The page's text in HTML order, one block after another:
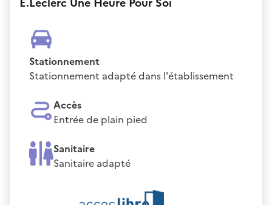
Stationnement
Stationnement adapté dans l'établissement
Accès
Entrée de plain pied
Sanitaire
Sanitaire adapté